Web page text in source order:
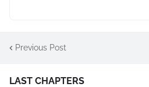
Previous Post
LAST CHAPTERS